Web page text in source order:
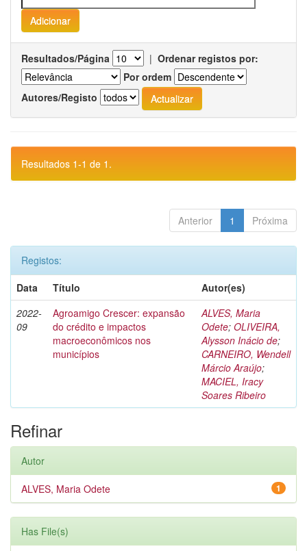
Resultados/Página | Ordenar registos por:
Por ordem
Autores/Registo
Resultados 1-1 de 1.
Anterior 1 Próxima
Registos:
Data
Título
Autor(es)
2022-
09
Agroamigo Crescer: expansão
do crédito e impactos
macroeconômicos nos
municípios
ALVES, Maria
Odete; OLIVEIRA,
Alysson Inácio de;
CARNEIRO, Wendell
Márcio Araújo;
MACIEL, Iracy
Soares Ribeiro
Refinar
Autor
1
ALVES, Maria Odete
Has File(s)